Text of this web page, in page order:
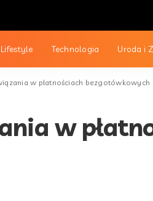
Lifestyle Technologia Uroda i
w płatnościach bezgotówkowych
w